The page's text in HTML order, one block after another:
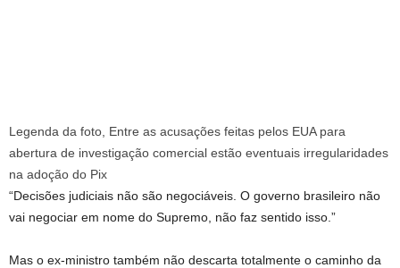
Legenda da foto, Entre as acusações feitas pelos EUA para
abertura de investigação comercial estão eventuais irregularidades
na adoção do Pix
“Decisões judiciais não são negociáveis. O governo brasileiro não
vai negociar em nome do Supremo, não faz sentido isso.”
Mas o ex-ministro também não descarta totalmente o caminho da